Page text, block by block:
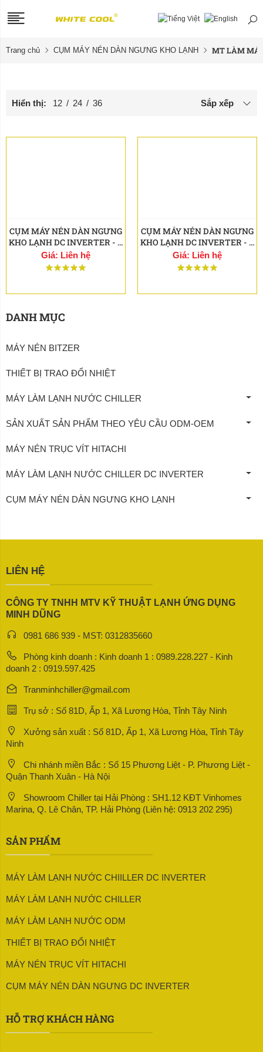
Trang chủ CỤM MÁY NÉN DÀN NGƯNG KHO LẠNH MT LÀM
Hiển thị: 12 / 24 / 36 Sắp xếp
CỤM MÁY NÉN DÀN NGƯNG
KHO LẠNH DC INVERTER - ...
Giá: Liên hệ
CỤM MÁY NÉN DÀN NGƯNG
KHO LẠNH DC INVERTER - ...
Giá: Liên hệ
DANH MỤC
MÁY NÉN BITZER
THIẾT BỊ TRAO ĐỔI NHIỆT
MÁY LÀM LẠNH NƯỚC CHILLER
SẢN XUẤT SẢN PHẨM THEO YÊU CẦU ODM-OEM
MÁY NÉN TRỤC VÍT HITACHI
MÁY LÀM LẠNH NƯỚC CHILLER DC INVERTER
CỤM MÁY NÉN DÀN NGƯNG KHO LẠNH
LIÊN HỆ
CÔNG TY TNHH MTV KỸ THUẬT LẠNH ỨNG DỤNG
MINH DŨNG
0981 686 939 - MST: 0312835660
Phòng kinh doanh : Kinh doanh 1 : 0989.228.227 - Kinh
doanh 2 : 0919.597.425
Tranminhchiller@gmail.com
Trụ sở : Số 81D, Ấp 1, Xã Lương Hòa, Tỉnh Tây Ninh
Xưởng sản xuất : Số 81D, Ấp 1, Xã Lương Hòa, Tỉnh Tây
Ninh
Chi nhánh miền Bắc : Số 15 Phương Liệt - P. Phương Liệt -
Quận Thanh Xuân - Hà Nội
Showroom Chiller tại Hải Phòng : SH1.12 KĐT Vinhomes
Marina, Q. Lê Chân, TP. Hải Phòng (Liên hệ: 0913 202 295)
SẢN PHẨM
MÁY LÀM LẠNH NƯỚC CHIILLER DC INVERTER
MÁY LÀM LẠNH NƯỚC CHILLER
MÁY LÀM LẠNH NƯỚC ODM
THIẾT BỊ TRAO ĐỔI NHIỆT
MÁY NÉN TRỤC VÍT HITACHI
CỤM MÁY NÉN DÀN NGƯNG DC INVERTER
HỖ TRỢ KHÁCH HÀNG